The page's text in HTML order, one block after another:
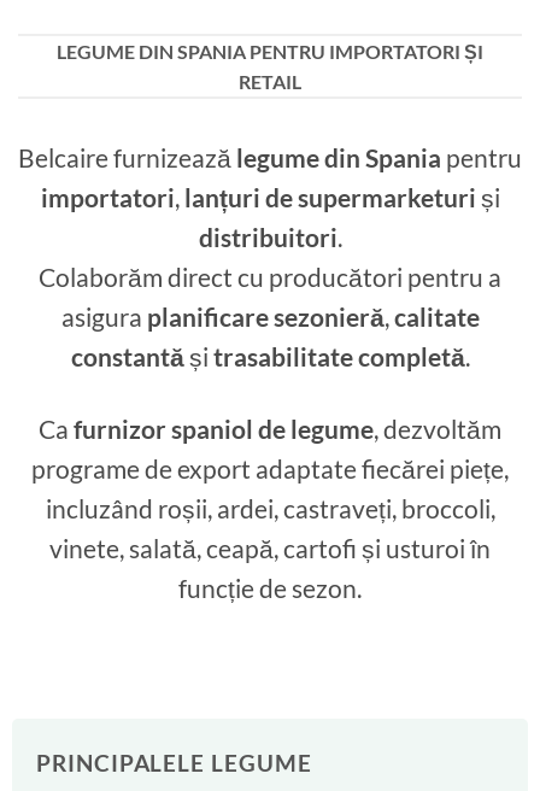
LEGUME DIN SPANIA PENTRU IMPORTATORI ȘI
RETAIL
Belcaire furnizează legume din Spania pentru
importatori, lanțuri de supermarketuri și
distribuitori.
Colaborăm direct cu producători pentru a
asigura planificare sezonieră,calitate
constantăși trasabilitate completă.
Ca furnizor spaniol de legume, dezvoltăm
programe de export adaptate fiecărei piețe,
incluzând roșii, ardei, castraveți, broccoli,
vinete, salată, ceapă, cartofi și usturoi în
funcție de sezon.
PRINCIPALELE LEGUME